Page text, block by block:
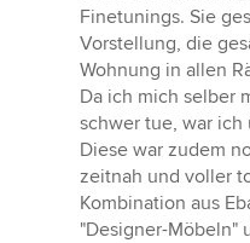
5
Sternen
Finetunings. Sie
Vorstellung, die
Wohnung in allen
Da ich mich selber
schwer tue, war ich
Diese war zudem
zeitnah und voller
Kombination aus
"Designer-Möbeln"